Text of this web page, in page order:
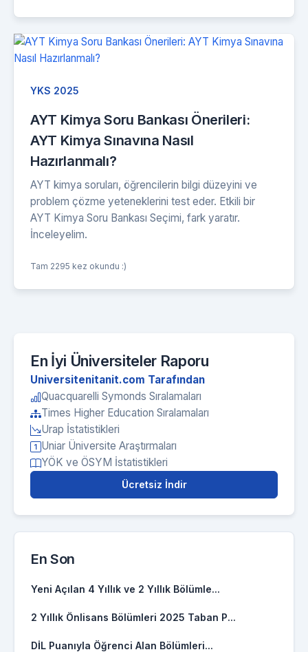
YKS 2025
AYT Kimya Soru Bankası Önerileri:
AYT Kimya Sınavına Nasıl
Hazırlanmalı?
AYT kimya soruları, öğrencilerin bilgi düzeyini ve
problem çözme yeteneklerini test eder. Etkili bir
AYT Kimya Soru Bankası Seçimi, fark yaratır.
İnceleyelim.
Tam 2295 kez okundu :)
En İyi Üniversiteler Raporu
Universitenitanit.com Tarafından
Quacquarelli Symonds Sıralamaları
Times Higher Education Sıralamaları
Urap İstatistikleri
Uniar Üniversite Araştırmaları
YÖK ve ÖSYM İstatistikleri
Ücretsiz İndir
En Son
Yeni Açılan 4 Yıllık ve 2 Yıllık Bölümle...
2 Yıllık Önlisans Bölümleri 2025 Taban P...
DİL Puanıyla Öğrenci Alan Bölümleri...